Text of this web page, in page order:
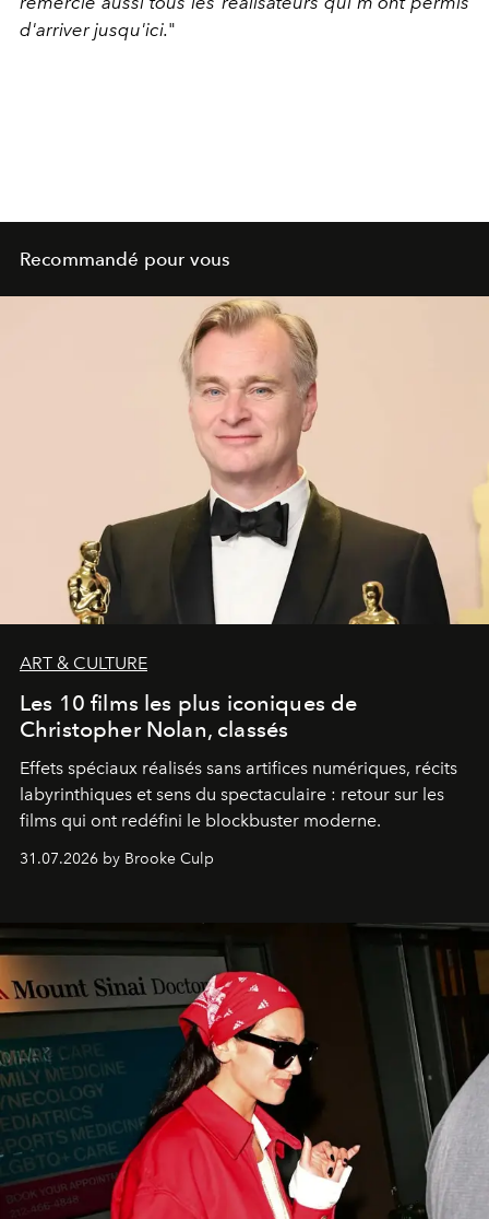
d'arriver jusqu'ici."
Recommandé pour vous
ART & CULTURE
Les 10 films les plus iconiques de
Christopher Nolan, classés
Effets spéciaux réalisés sans artifices numériques, récits
labyrinthiques et sens du spectaculaire : retour sur les
films qui ont redéfini le blockbuster moderne.
31.07.2026 by Brooke Culp